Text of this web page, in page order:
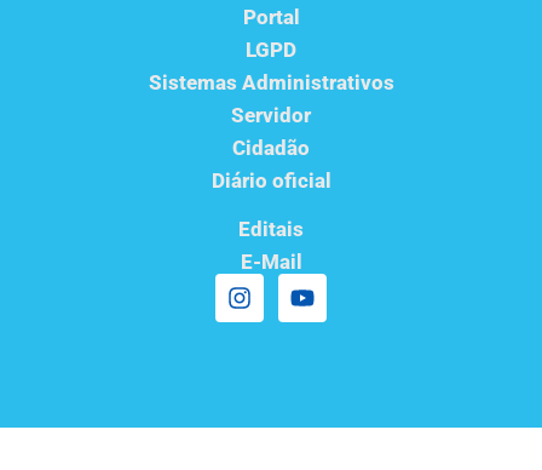
Portal
LGPD
Sistemas Administrativos
Servidor
Cidadão
Diário oficial
Editais
E-Mail